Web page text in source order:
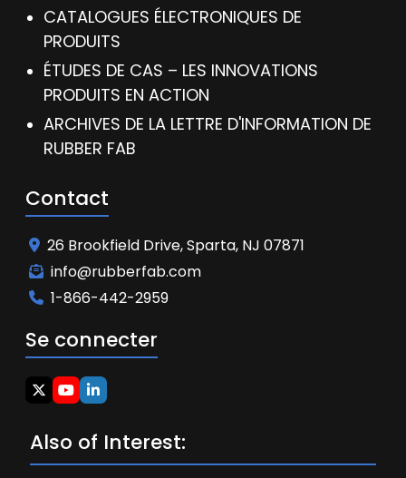
CATALOGUES ÉLECTRONIQUES DE
PRODUITS
ÉTUDES DE CAS – LES INNOVATIONS
PRODUITS EN ACTION
ARCHIVES DE LA LETTRE D'INFORMATION DE
RUBBER FAB
Contact
26 Brookfield Drive, Sparta, NJ 07871
info@rubberfab.com
1-866-442-2959
Se connecter
Also of Interest: